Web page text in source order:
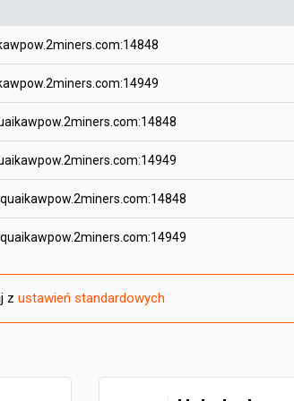
z ustawień standardowych